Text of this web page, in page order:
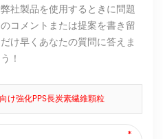
社製品を使用するときに問題
コメントまたは提案を書き留
け早くあなたの質問に答えま
！
け強化PPS長炭素繊維顆粒